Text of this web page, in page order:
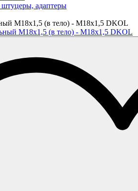
адаптеры
M18x1,5 (в тело) - M18x1,5 DKOL